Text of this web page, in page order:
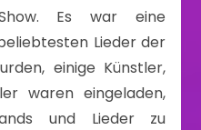
Es war eine
Lieder der
einige Künstler,
waren eingeladen,
und Lieder zu